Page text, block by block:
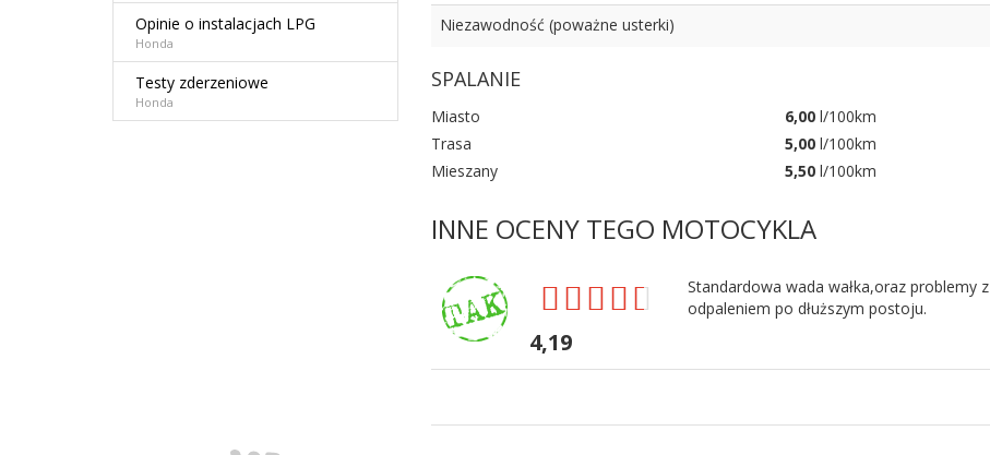
Opinie o instalacjach LPG
Honda
Testy zderzeniowe
Honda
Niezawodność (poważne usterki)
SPALANIE
Miasto 6,00 l/100km
Trasa
5,00 l/100km
Mieszany
5,50 l/100km
INNE OCENY TEGO MOTOCYKLA
4,19
Standardowa wada wałka,oraz problemy z
odpaleniem po dłuższym postoju.